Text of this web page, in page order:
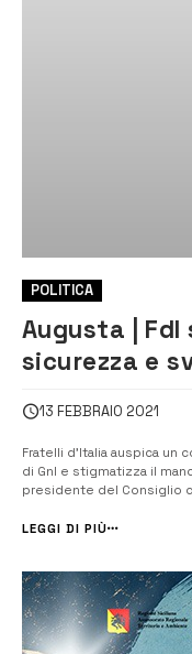
POLITICA
Augusta | FdI
sicurezza e
dibattito
13 FEBBRAIO 2021
Fratelli d’Italia auspica
di Gnl e stigmatizza il
presidente del Consiglio
presidente Stella: “il
LEGGI DI PIÙ